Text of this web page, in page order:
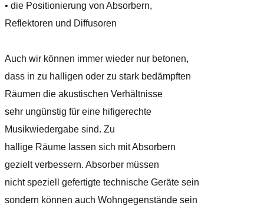
• die Positionierung von Absorbern,
Reflektoren und Diffusoren
Auch wir können immer wieder nur betonen,
dass in zu halligen oder zu stark bedämpften
Räumen die akustischen Verhältnisse
sehr ungünstig für eine hifigerechte
Musikwiedergabe sind. Zu
hallige Räume lassen sich mit Absorbern
gezielt verbessern. Absorber müssen
nicht speziell gefertigte technische Geräte sein
sondern können auch Wohngegenstände sein